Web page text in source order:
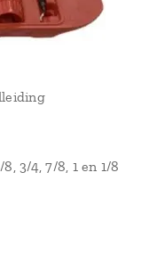
3/4, 7/8, 1 en 1/8